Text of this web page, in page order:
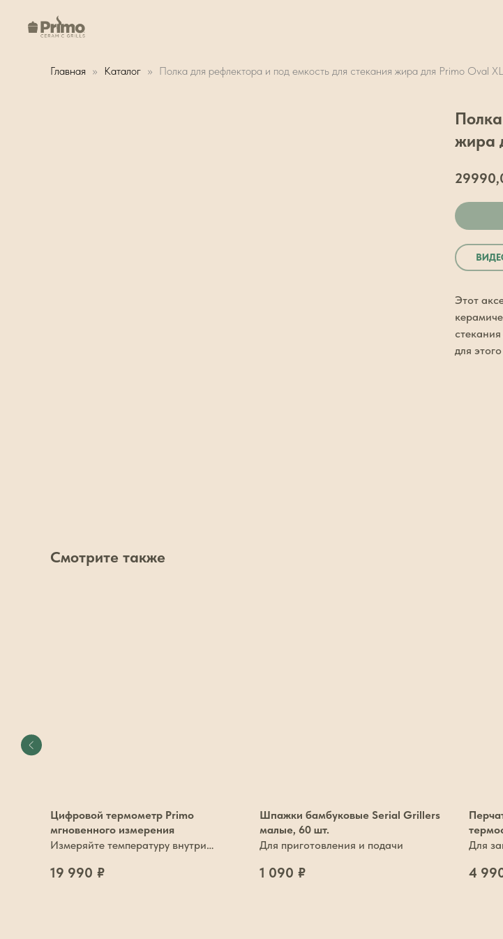
Главная Каталог Полка для рефлектора и под емкость для стекания жира для Primo Oval XL
жира
Этот
для
Смотрите также
Цифровой термометр Primo
мгновенного измерения
Измеряйте температуру внутри
19 990 ₽
Шпажки бамбуковые Serial Grillers
малые, 60 шт.
Для приготовления и подачи
1 090 ₽
Для
4